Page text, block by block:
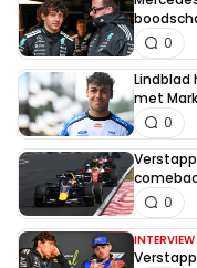
0
Lindblad
met
0
0
INTERVIEW